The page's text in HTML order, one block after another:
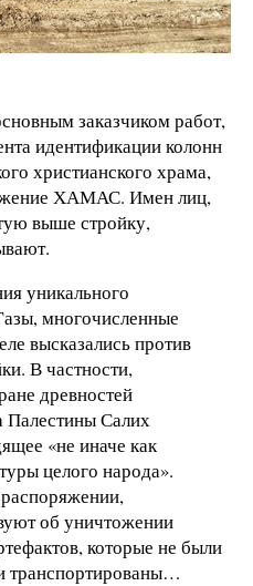
заказчиком работ,
идентификации колонн
христианского храма,
ХАМАС. Имен лиц,
выше стройку,
уникального
многочисленные
высказались против
В частности,
древностей
Палестины Салих
«не иначе как
целого народа».
об уничтожении
которые не были
транспортированы…